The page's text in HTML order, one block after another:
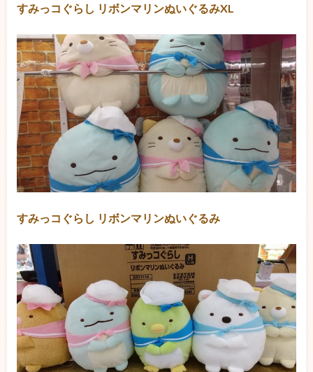
すみっコぐらし リボンマリンぬいぐるみXL
すみっコぐらし リボンマリンぬいぐるみ